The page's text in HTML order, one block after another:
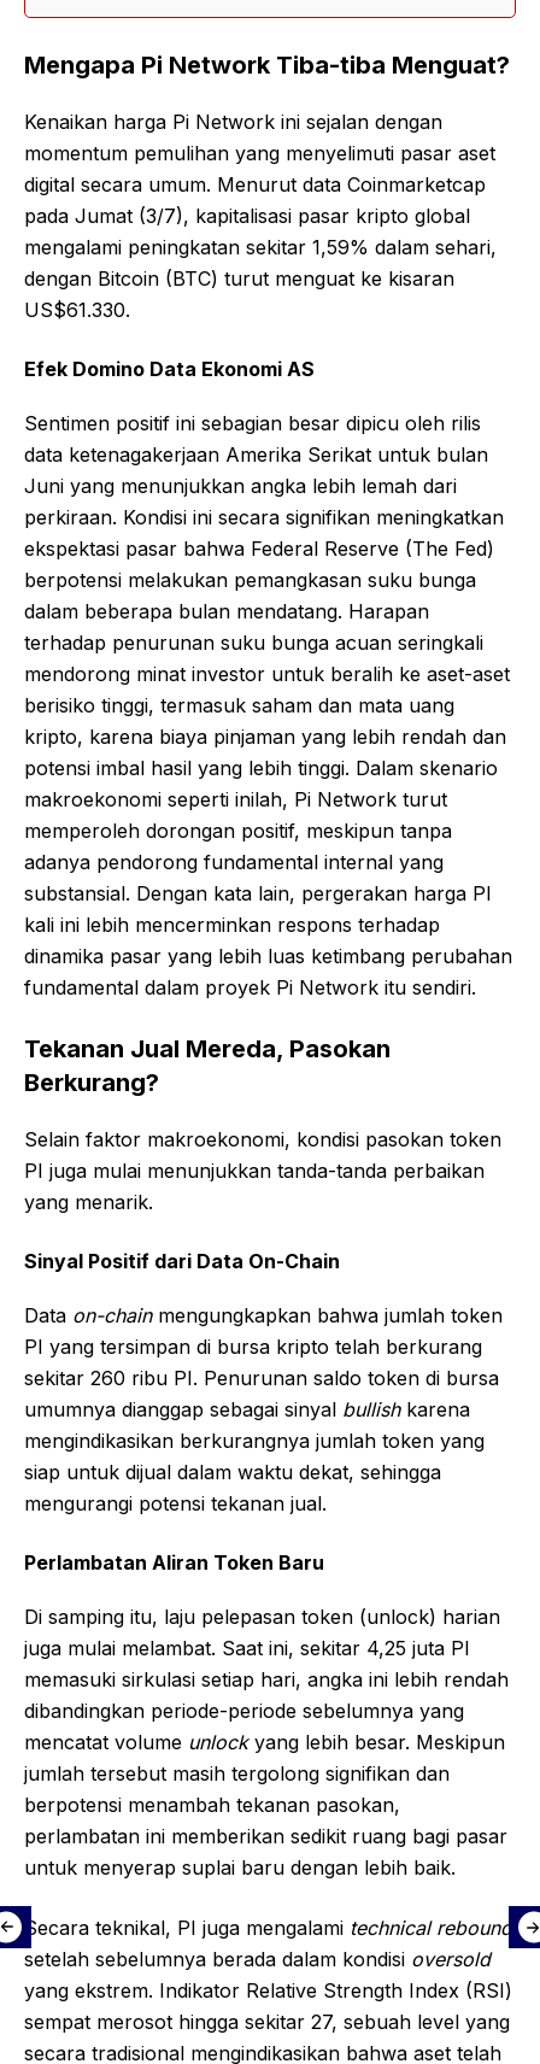
Mengapa Pi Network Tiba-tiba Menguat?
Kenaikan harga Pi Network ini sejalan dengan
momentum pemulihan yang menyelimuti pasar aset
digital secara umum. Menurut data Coinmarketcap
pada Jumat (3/7), kapitalisasi pasar kripto global
mengalami peningkatan sekitar 1,59% dalam sehari,
dengan Bitcoin (BTC) turut menguat ke kisaran
US$61.330.
Efek Domino Data Ekonomi AS
Sentimen positif ini sebagian besar dipicu oleh rilis
data ketenagakerjaan Amerika Serikat untuk bulan
Juni yang menunjukkan angka lebih lemah dari
perkiraan. Kondisi ini secara signifikan meningkatkan
ekspektasi pasar bahwa Federal Reserve (The Fed)
berpotensi melakukan pemangkasan suku bunga
dalam beberapa bulan mendatang. Harapan
terhadap penurunan suku bunga acuan seringkali
mendorong minat investor untuk beralih ke aset-aset
berisiko tinggi, termasuk saham dan mata uang
kripto, karena biaya pinjaman yang lebih rendah dan
potensi imbal hasil yang lebih tinggi. Dalam skenario
makroekonomi seperti inilah, Pi Network turut
memperoleh dorongan positif, meskipun tanpa
adanya pendorong fundamental internal yang
substansial. Dengan kata lain, pergerakan harga PI
kali ini lebih mencerminkan respons terhadap
dinamika pasar yang lebih luas ketimbang perubahan
fundamental dalam proyek Pi Network itu sendiri.
Tekanan Jual Mereda, Pasokan
Berkurang?
Selain faktor makroekonomi, kondisi pasokan token
PI juga mulai menunjukkan tanda-tanda perbaikan
yang menarik.
Sinyal Positif dari Data On-Chain
Data on-chainmengungkapkan bahwa jumlah token
PI yang tersimpan di bursa kripto telah berkurang
sekitar 260 ribu PI. Penurunan saldo token di bursa
umumnya dianggap sebagai sinyal bullishkarena
mengindikasikan berkurangnya jumlah token yang
siap untuk dijual dalam waktu dekat, sehingga
mengurangi potensi tekanan jual.
Perlambatan Aliran Token Baru
Di samping itu, laju pelepasan token (unlock) harian
juga mulai melambat. Saat ini, sekitar 4,25 juta PI
memasuki sirkulasi setiap hari, angka ini lebih rendah
dibandingkan periode-periode sebelumnya yang
mencatat volume unlockyang lebih besar. Meskipun
jumlah tersebut masih tergolong signifikan dan
berpotensi menambah tekanan pasokan,
perlambatan ini memberikan sedikit ruang bagi pasar
untuk menyerap suplai baru dengan lebih baik.
Secara teknikal, PI juga mengalami technical rebound
setelah sebelumnya berada dalam kondisi oversold
yang ekstrem. Indikator Relative Strength Index (RSI)
sempat merosot hingga sekitar 27, sebuah level yang
secara tradisional mengindikasikan bahwa aset telah